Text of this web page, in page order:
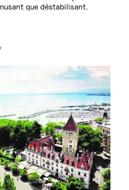
que déstabilisant.